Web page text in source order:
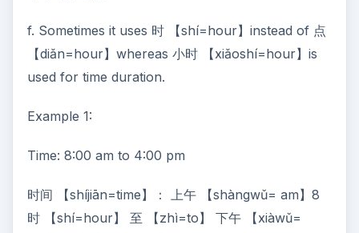
f. Sometimes it uses 时 【shí=hour】instead of 点
【diǎn=hour】whereas 小时 【xiǎoshí=hour】is
used for time duration.
Example 1:
Time: 8:00 am to 4:00 pm
时间 【shíjiān=time】： 上午 【shàngwǔ= am】8
时 【shí=hour】 至 【zhì=to】 下午 【xiàwǔ=